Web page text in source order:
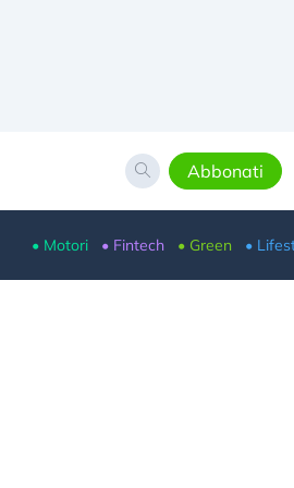
Abbonati
• Motori • Fintech • Green •